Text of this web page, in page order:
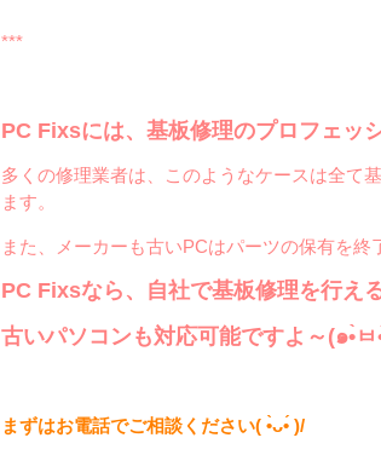
***
PC Fixsには、基板修理のプロフェッ
多くの修理業者は、このようなケースは全て
ます。
また、メーカーも古いPCはパーツの保有を終
PC Fixsなら、自社で基板修理を行え
まずはお電話でご相談ください( •̀ᴗ•́ )/